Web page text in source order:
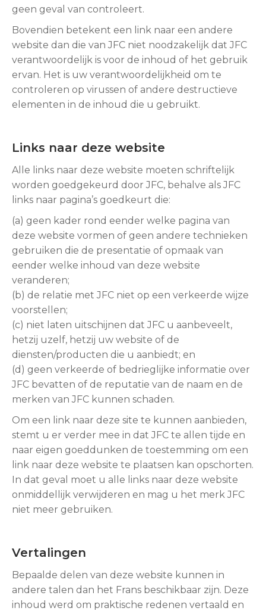
geen geval van controleert.
Bovendien betekent een link naar een andere
website dan die van JFC niet noodzakelijk dat JFC
verantwoordelijk is voor de inhoud of het gebruik
ervan. Het is uw verantwoordelijkheid om te
controleren op virussen of andere destructieve
elementen in de inhoud die u gebruikt.
Links naar deze website
Alle links naar deze website moeten schriftelijk
worden goedgekeurd door JFC, behalve als JFC
links naar pagina’s goedkeurt die:
(a) geen kader rond eender welke pagina van
deze website vormen of geen andere technieken
gebruiken die de presentatie of opmaak van
eender welke inhoud van deze website
veranderen;
(b) de relatie met JFC niet op een verkeerde wijze
voorstellen;
(c) niet laten uitschijnen dat JFC u aanbeveelt,
hetzij uzelf, hetzij uw website of de
diensten/producten die u aanbiedt; en
(d) geen verkeerde of bedrieglijke informatie over
JFC bevatten of de reputatie van de naam en de
merken van JFC kunnen schaden.
Om een link naar deze site te kunnen aanbieden,
stemt u er verder mee in dat JFC te allen tijde en
naar eigen goeddunken de toestemming om een
link naar deze website te plaatsen kan opschorten.
In dat geval moet u alle links naar deze website
onmiddellijk verwijderen en mag u het merk JFC
niet meer gebruiken.
Vertalingen
Bepaalde delen van deze website kunnen in
andere talen dan het Frans beschikbaar zijn. Deze
inhoud werd om praktische redenen vertaald en